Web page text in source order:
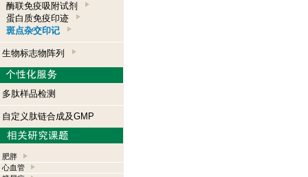
酶联免疫吸附试剂
蛋白质免疫印迹
斑点杂交印记
生物标志物阵列
多肽样品检测
自定义肽链合成及GMP
肥胖
心血管